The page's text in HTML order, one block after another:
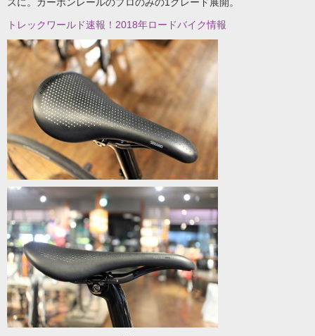
トレックワールド速報！2018年ロードバイク情報